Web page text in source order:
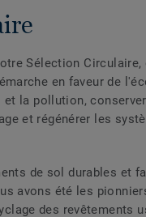
Sélection Circulaire,
en faveur de
la pollution,
et régénérer les
de sol durables et
avons été les
des revêtements